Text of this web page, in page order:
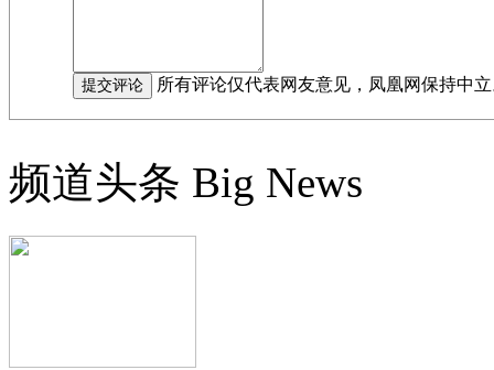
所有评论仅代表网友意见，凤凰网保持中
频道头条 Big News